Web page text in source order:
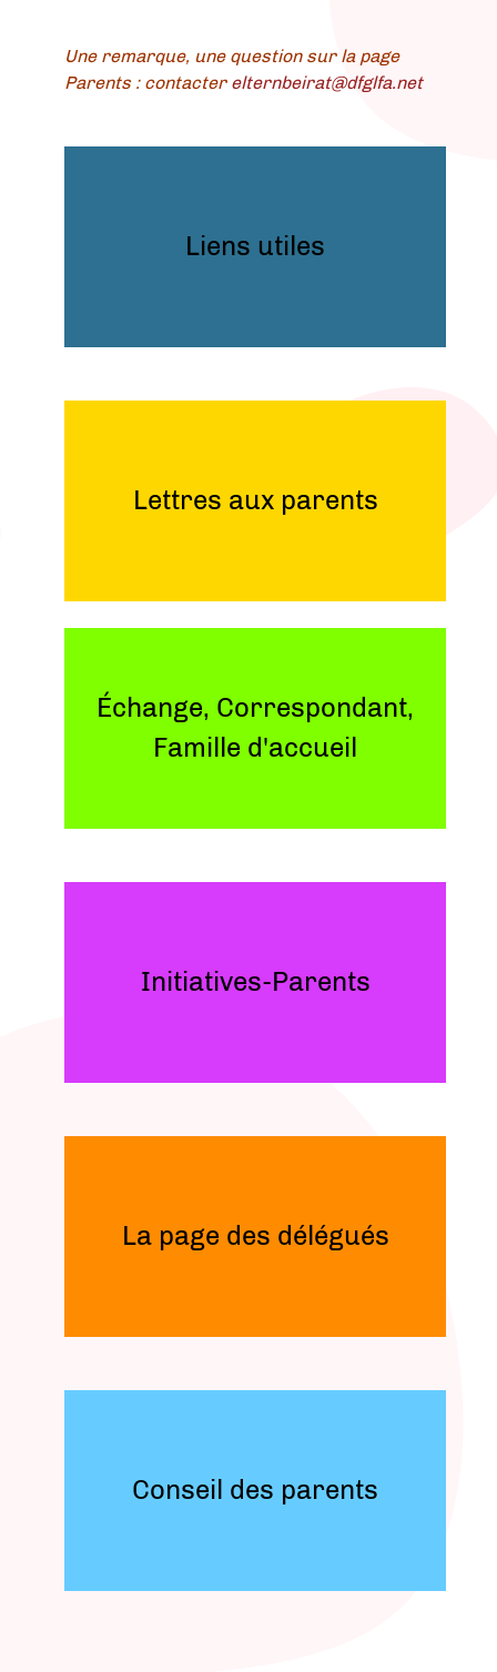
Une remarque, une question sur la page
Parents : contacter elternbeirat@dfglfa.net
Liens utiles
Lettres aux parents
Échange, Correspondant,
Famille d'accueil
Initiatives-Parents
La page des délégués
Conseil des parents